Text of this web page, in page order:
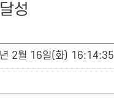
성
2월 16일(화) 16:14:35